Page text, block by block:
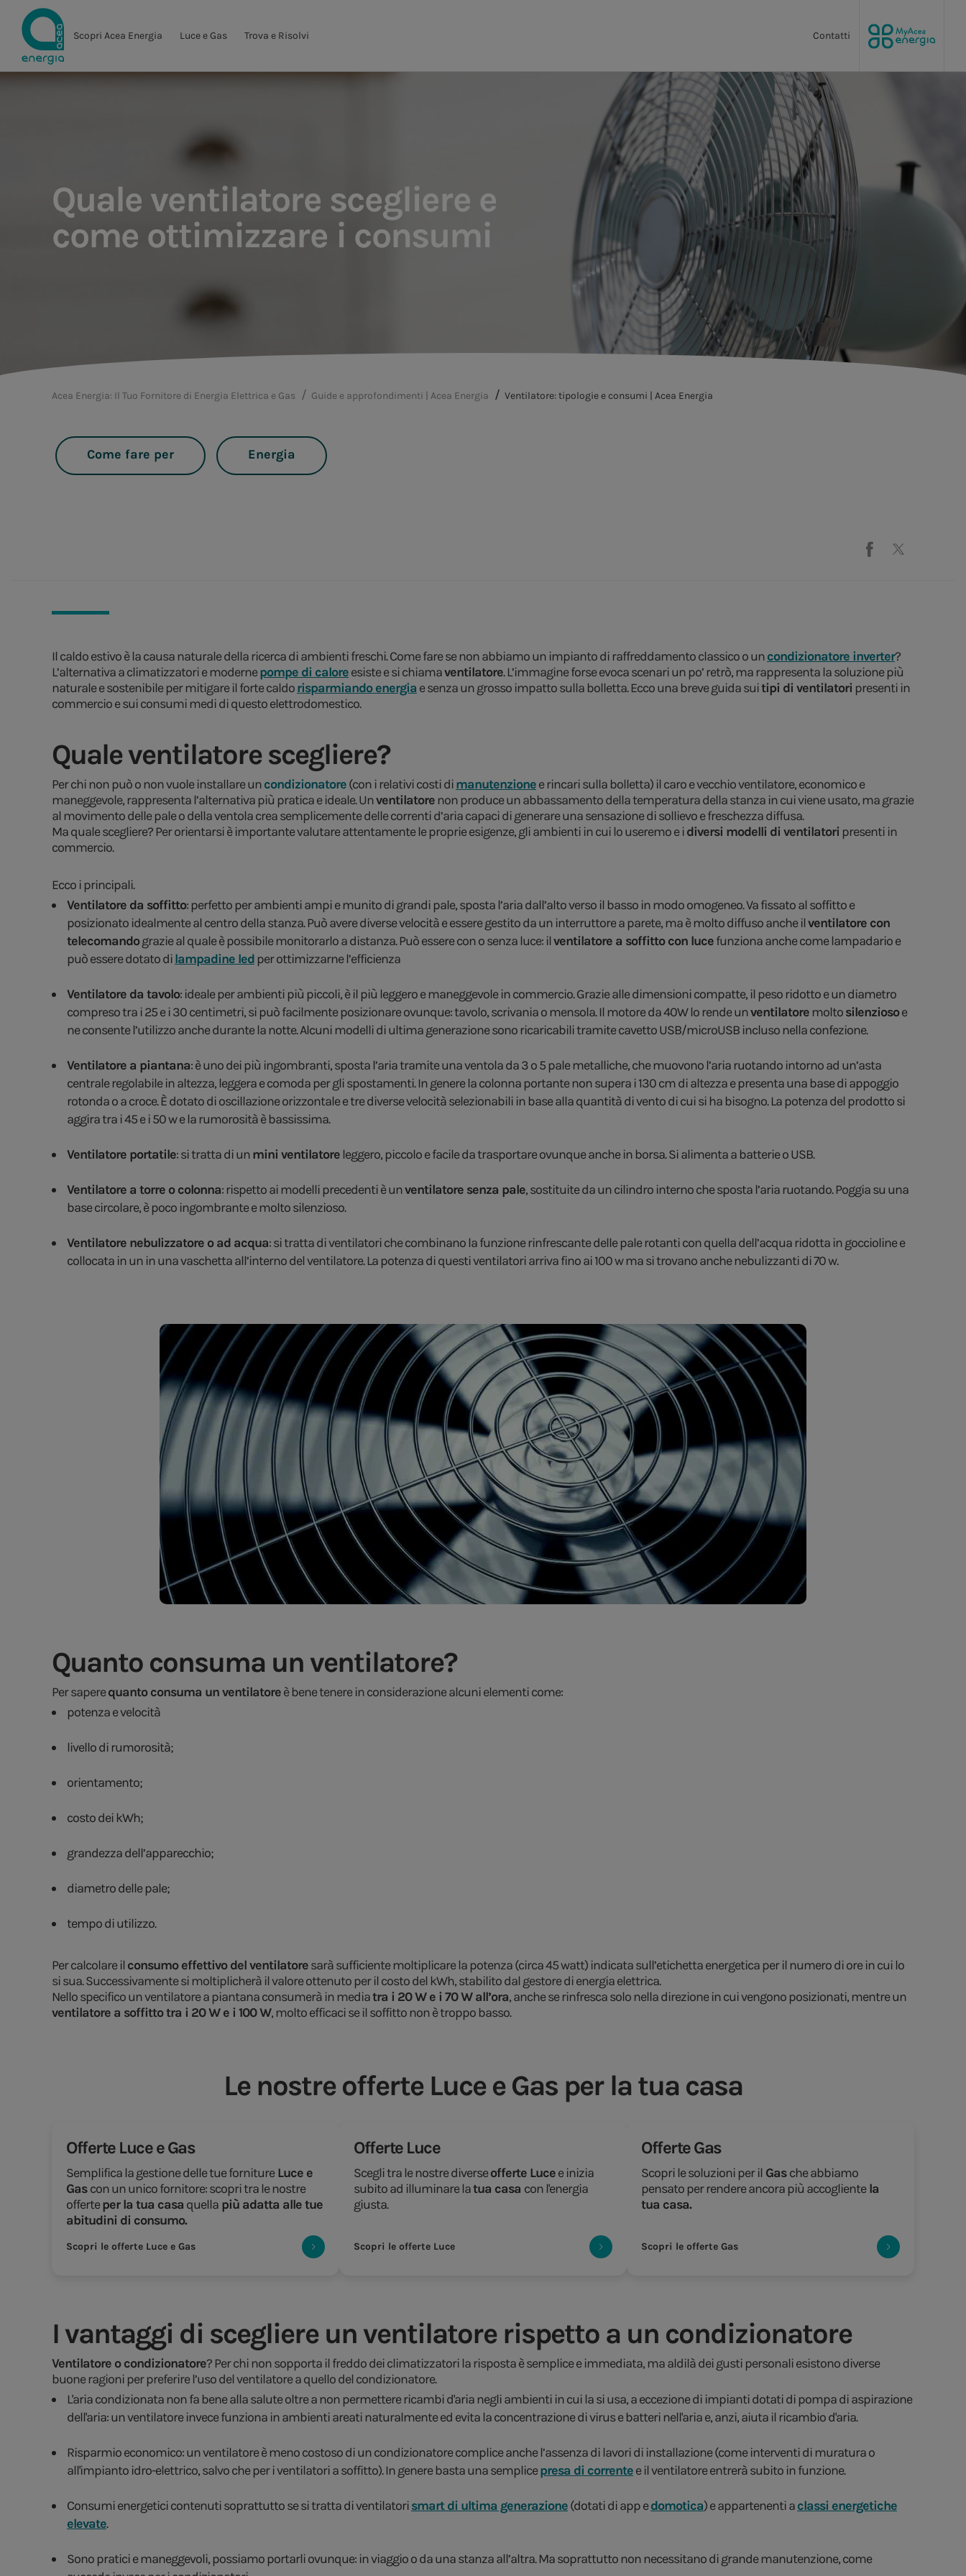
Scopri Acea Energia Luce e Gas Trova e Risolvi Contatti
Quale ventilatore scegliere e
come ottimizzare i consumi
Acea Energia: Il Tuo Fornitore di Energia Elettrica e Gas Guide e approfondimenti | Acea Energia Ventilatore: tipologie e consumi | Acea Energia
Come fare per Energia
Il caldo estivo è la causa naturale della ricerca di ambienti freschi. Come fare se non abbiamo un impianto di raffreddamento classico o uncondizionatore inverter?
L’alternativa a climatizzatori e modernepompe di caloreesiste e si chiamaventilatore. L’immagine forse evoca scenari un po’ retrò, ma rappresenta la soluzione più
naturale e sostenibile per mitigare il forte caldorisparmiando energia e senza un grosso impatto sulla bolletta. Ecco una breve guida suitipi di ventilatori presenti in
commercio e sui consumi medi di questo elettrodomestico.
Quale ventilatore scegliere?
Per chi non può o non vuole installare uncondizionatore(con i relativi costi dimanutenzionee rincari sulla bolletta) il caro e vecchio ventilatore, economico e
maneggevole, rappresenta l’alternativa più pratica e ideale. Unventilatore non produce un abbassamento della temperatura della stanza in cui viene usato, ma grazie
al movimento delle pale o della ventola crea semplicemente delle correnti d’aria capaci di generare una sensazione di sollievo e freschezza diffusa.
Ma quale scegliere? Per orientarsi è importante valutare attentamente le proprie esigenze, gli ambienti in cui lo useremo e idiversi modelli di ventilatori presenti in
commercio.
Ecco i principali.
Ventilatore da soffitto: perfetto per ambienti ampi e munito di grandi pale, sposta l’aria dall’alto verso il basso in modo omogeneo. Va fissato al soffitto e
posizionato idealmente al centro della stanza. Può avere diverse velocità e essere gestito da un interruttore a parete, ma è molto diffuso anche ilventilatore con
telecomandograzie al quale è possibile monitorarlo a distanza. Può essere con o senza luce: ilventilatore a soffitto con lucefunziona anche come lampadario e
può essere dotato dilampadine led per ottimizzarne l’efficienza
Ventilatore da tavolo: ideale per ambienti più piccoli, è il più leggero e maneggevole in commercio. Grazie alle dimensioni compatte, il peso ridotto e un diametro
compreso tra i 25 e i 30 centimetri, si può facilmente posizionare ovunque: tavolo, scrivania o mensola. Il motore da 40W lo rende unventilatore moltosilenziosoe
ne consente l’utilizzo anche durante la notte. Alcuni modelli di ultima generazione sono ricaricabili tramite cavetto USB/microUSB incluso nella confezione.
Ventilatore a piantana: è uno dei più ingombranti, sposta l’aria tramite una ventola da 3 o 5 pale metalliche, che muovono l’aria ruotando intorno ad un’asta
centrale regolabile in altezza, leggera e comoda per gli spostamenti. In genere la colonna portante non supera i 130 cm di altezza e presenta una base di appoggio
rotonda o a croce. È dotato di oscillazione orizzontale e tre diverse velocità selezionabili in base alla quantità di vento di cui si ha bisogno. La potenza del prodotto si
aggira tra i 45 e i 50 w e la rumorosità è bassissima.
Ventilatore portatile: si tratta di unmini ventilatore leggero, piccolo e facile da trasportare ovunque anche in borsa. Si alimenta a batterie o USB.
Ventilatore a torre o colonna: rispetto ai modelli precedenti è unventilatore senza pale, sostituite da un cilindro interno che sposta l’aria ruotando. Poggia su una
base circolare, è poco ingombrante e molto silenzioso.
Ventilatore nebulizzatore o ad acqua: si tratta di ventilatori che combinano la funzione rinfrescante delle pale rotanti con quella dell’acqua ridotta in goccioline e
collocata in un in una vaschetta all’interno del ventilatore. La potenza di questi ventilatori arriva fino ai 100 w ma si trovano anche nebulizzanti di 70 w.
Quanto consuma un ventilatore?
Per saperequanto consuma un ventilatoreè bene tenere in considerazione alcuni elementi come:
potenza e velocità
livello di rumorosità;
orientamento;
costo dei kWh;
grandezza dell’apparecchio;
diametro delle pale;
tempo di utilizzo.
Per calcolare ilconsumo effettivo del ventilatoresarà sufficiente moltiplicare la potenza (circa 45 watt) indicata sull’etichetta energetica per il numero di ore in cui lo
si sua. Successivamente si moltiplicherà il valore ottenuto per il costo del kWh, stabilito dal gestore di energia elettrica.
Nello specifico un ventilatore a piantana consumerà in mediatra i 20 W e i 70 W all’ora, anche se rinfresca solo nella direzione in cui vengono posizionati, mentre un
ventilatore a soffitto tra i 20 W e i 100 W, molto efficaci se il soffitto non è troppo basso.
Le nostre offerte Luce e Gas per la tua casa
Offerte Luce e Gas
Semplifica la gestione delle tue fornitureLuce e
Gascon un unico fornitore: scopri tra le nostre
offerteper la tua casa quella più adatta alle tue
abitudini di consumo.
Scopri le offerte Luce e Gas
Offerte Luce
Scegli tra le nostre diverseofferte Lucee inizia
subito ad illuminare latua casa con l'energia
giusta.
Scopri le offerte Luce
Offerte Gas
Scopri le soluzioni per il Gasche abbiamo
pensato per rendere ancora più accoglientela
tua casa.
Scopri le offerte Gas
I vantaggi di scegliere un ventilatore rispetto a un condizionatore
Ventilatore o condizionatore? Per chi non sopporta il freddo dei climatizzatori la risposta è semplice e immediata, ma aldilà dei gusti personali esistono diverse
buone ragioni per preferire l’uso del ventilatore a quello del condizionatore.
L'aria condizionata non fa bene alla salute oltre a non permettere ricambi d'aria negli ambienti in cui la si usa, a eccezione di impianti dotati di pompa di aspirazione
dell'aria: un ventilatore invece funziona in ambienti areati naturalmente ed evita la concentrazione di virus e batteri nell'aria e, anzi, aiuta il ricambio d'aria.
Risparmio economico: un ventilatore è meno costoso di un condizionatore complice anche l’assenza di lavori di installazione (come interventi di muratura o
all'impianto idro-elettrico, salvo che per i ventilatori a soffitto). In genere basta una semplicepresa di correntee il ventilatore entrerà subito in funzione.
Consumi energetici contenuti soprattutto se si tratta di ventilatorismart di ultima generazione(dotati di app edomotica) e appartenenti aclassi energetiche
elevate.
Sono pratici e maneggevoli, possiamo portarli ovunque: in viaggio o da una stanza all’altra. Ma soprattutto non necessitano di grande manutenzione, come